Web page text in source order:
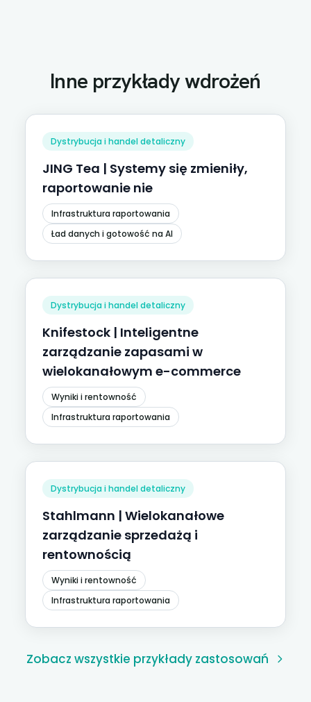
Inne przykłady wdrożeń
Dystrybucja i handel detaliczny
JING Tea | Systemy się zmieniły,
raportowanie nie
Infrastruktura raportowania
Ład danych i gotowość na AI
Dystrybucja i handel detaliczny
Knifestock | Inteligentne
zarządzanie zapasami w
wielokanałowym e-commerce
Wyniki i rentowność
Infrastruktura raportowania
Dystrybucja i handel detaliczny
Stahlmann | Wielokanałowe
zarządzanie sprzedażą i
rentownością
Wyniki i rentowność
Infrastruktura raportowania
Zobacz wszystkie przykłady zastosowań